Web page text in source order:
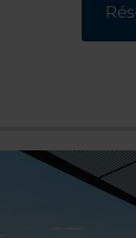
et de